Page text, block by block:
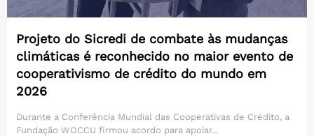
Projeto do Sicredi de combate às mudanças
climáticas é reconhecido no maior evento de
cooperativismo de crédito do mundo em
2026
Durante a Conferência Mundial das Cooperativas de Crédito, a
Fundação WOCCU firmou acordo para apoiar...